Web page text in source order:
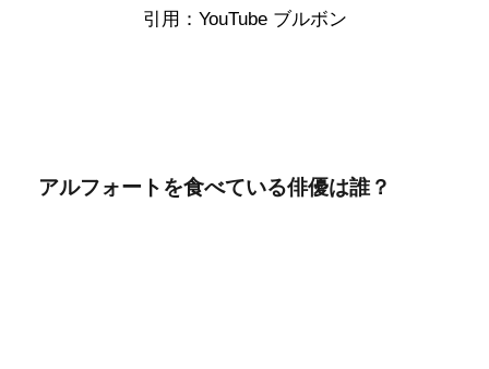
引用：YouTube ブルボン
アルフォートを食べている俳優は誰？